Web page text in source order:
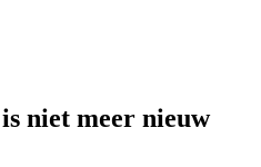
niet meer nieuw